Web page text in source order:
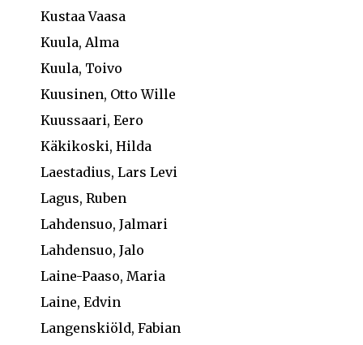
Kustaa Vaasa
Kuula, Alma
Kuula, Toivo
Kuusinen, Otto Wille
Kuussaari, Eero
Käkikoski, Hilda
Laestadius, Lars Levi
Lagus, Ruben
Lahdensuo, Jalmari
Lahdensuo, Jalo
Laine-Paaso, Maria
Laine, Edvin
Langenskiöld, Fabian